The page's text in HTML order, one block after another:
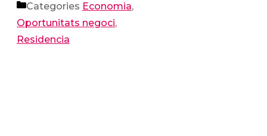
Categories Economia,
Oportunitats negoci,
Residencia